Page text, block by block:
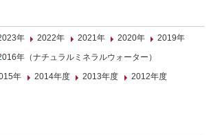
年 2022年 2021年 2020年
2019年
年（ナチュラルミネラルウォーター）
年 2014年度 2013年度
2012年度